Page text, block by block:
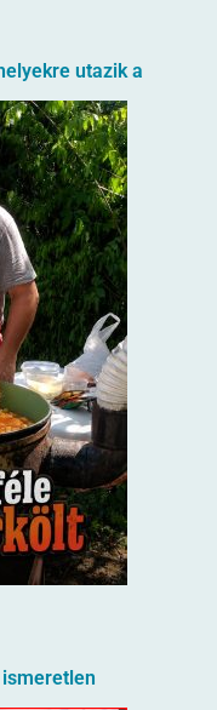
utazik a